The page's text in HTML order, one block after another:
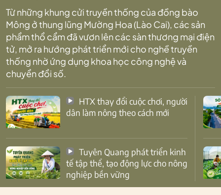
Từ những khung cửi truyền thống của đồng bào
Mông ở thung lũng Mường Hoa (Lào Cai), các sản
phẩm thổ cẩm đã vươn lên các sàn thương mại điện
tử, mở ra hướng phát triển mới cho nghề truyền
thống nhờ ứng dụng khoa học công nghệ và
chuyển đổi số.
dân làm nông theo cách mới
tế tập thể, tạo động lực cho nông
nghiệp bền vững